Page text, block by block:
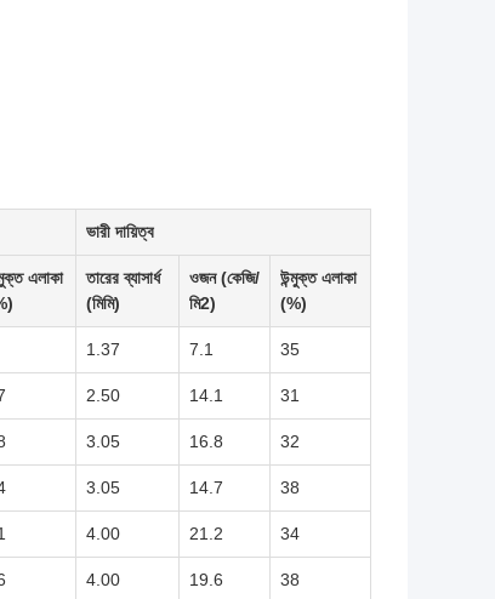
ভারী দায়িত্ব
এলাকা
তারের ব্যাসার্ধ
(মিমি)
ওজন (কেজি/
মি2)
উন্মুক্ত এলাকা
(%)
1.37 7.1 35
2.50 14.1 31
3.05 16.8 32
3.05 14.7 38
4.00 21.2 34
4.00 19.6 38